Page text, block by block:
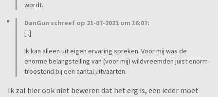
wordt.
DanGun schreef op 21-07-2021 om 16:07:
[..]
Ik kan alleen uit eigen ervaring spreken. Voor mij was de
enorme belangstelling van (voor mij) wildvreemden juist enorm
troostend bij een aantal uitvaarten.
Ik zal hier ook niet beweren dat het erg is, een ieder moet